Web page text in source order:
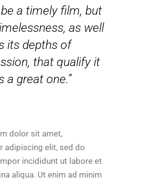
be a timely film, but
as well
its depths of
that qualify it
a great one.”
dolor sit amet,
adipiscing elit, sed do
incididunt ut labore et
aliqua. Ut enim ad minim